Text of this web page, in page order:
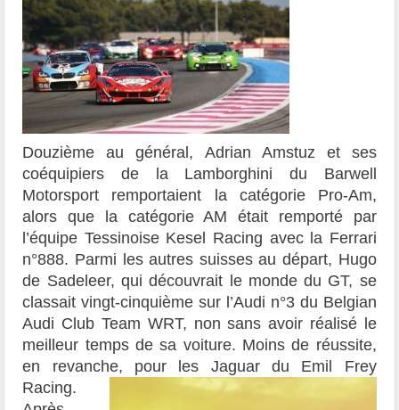
Douzième au général, Adrian Amstuz et ses
coéquipiers de la Lamborghini du Barwell
Motorsport remportaient la catégorie Pro-Am,
alors que la catégorie AM était remporté par
l’équipe Tessinoise Kesel Racing avec la Ferrari
n°888. Parmi les autres suisses au départ, Hugo
de Sadeleer, qui découvrait le monde du GT, se
classait vingt-cinquième sur l’Audi n°3 du Belgian
Audi Club Team WRT, non sans avoir réalisé le
meilleur temps de sa voiture. Moins de réussite,
en revanche, pour les Jaguar du Emil Frey
Racing.